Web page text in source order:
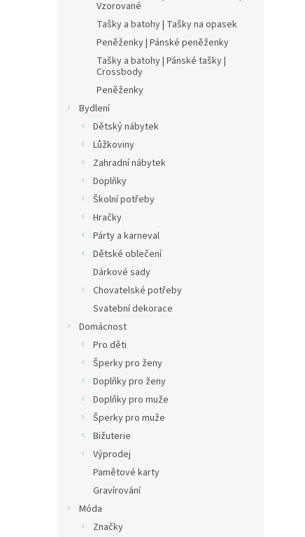
Vzorované
Tašky a batohy | Tašky na opasek
Peněženky | Pánské peněženky
Tašky a batohy | Pánské tašky |
Crossbody
Peněženky
Bydlení
Dětský nábytek
Lůžkoviny
Zahradní nábytek
Doplňky
Školní potřeby
Hračky
Párty a karneval
Dětské oblečení
Dárkové sady
Chovatelské potřeby
Svatební dekorace
Domácnost
Pro děti
Šperky pro ženy
Doplňky pro ženy
Doplňky pro muže
Šperky pro muže
Bižuterie
Výprodej
Pamětové karty
Gravírování
Móda
Značky